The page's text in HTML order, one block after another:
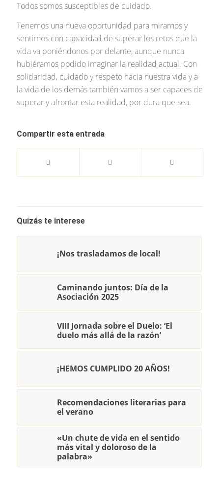
Todos somos susceptibles de cuidado.
Tenemos una nueva oportunidad para mirarnos y
sentirnos con capacidad de superar los retos que la
vida va poniéndonos por delante, aunque nunca
hubiéramos podido imaginar la realidad actual. Con
solidaridad, cuidado y respeto hacia nuestra vida y a
la vida de los demás también vamos a ser capaces de
superar y afrontar esta realidad, por dura que sea.
Compartir esta entrada
Quizás te interese
¡Nos trasladamos de local!
Caminando juntos: Día de la
Asociación 2025
VIII Jornada sobre el Duelo: ‘El
duelo más allá de la razón’
¡HEMOS CUMPLIDO 20 AÑOS!
Recomendaciones literarias para
el verano
«Un chute de vida en el sentido
más vital y doloroso de la
palabra»